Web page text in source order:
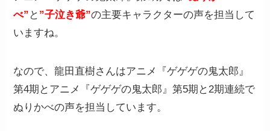
べ” と ”子泣き爺”の主要キャラクターの声を担当して
いますね。
なので、龍田直樹さんはアニメ『ゲゲゲの鬼太郎』
第4期とアニメ『ゲゲゲの鬼太郎』第5期と2期連続で
ぬりかべの声を担当しています。